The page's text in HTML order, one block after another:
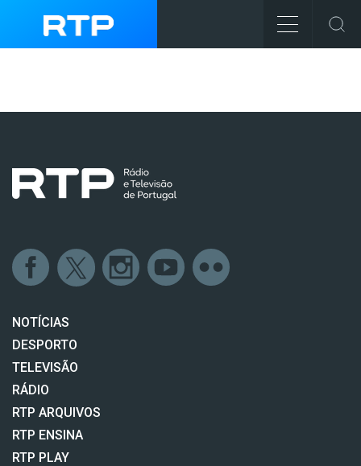
NOTÍCIAS
DESPORTO
TELEVISÃO
RÁDIO
RTP ARQUIVOS
RTP ENSINA
RTP PLAY